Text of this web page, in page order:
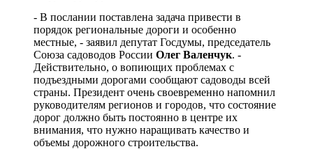
- В послании поставлена задача привести в
порядок региональные дороги и особенно
местные, - заявил депутат Госдумы, председатель
Союза садоводов России Олег Валенчук. -
Действительно, о вопиющих проблемах с
подъездными дорогами сообщают садоводы всей
страны. Президент очень своевременно напомнил
руководителям регионов и городов, что состояние
дорог должно быть постоянно в центре их
внимания, что нужно наращивать качество и
объемы дорожного строительства.